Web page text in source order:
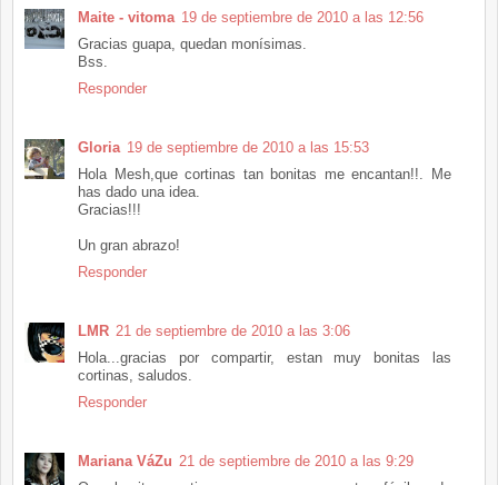
Maite - vitoma 19 de septiembre de 2010 a las 12:56
Gracias guapa, quedan monísimas.
Bss.
Responder
Gloria 19 de septiembre de 2010 a las 15:53
Hola Mesh,que cortinas tan bonitas me encantan!!. Me
has dado una idea.
Gracias!!!
Un gran abrazo!
Responder
LMR 21 de septiembre de 2010 a las 3:06
Hola...gracias por compartir, estan muy bonitas las
cortinas, saludos.
Responder
Mariana VáZu 21 de septiembre de 2010 a las 9:29